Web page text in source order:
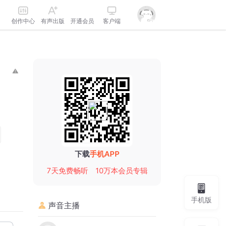
创作中心 有声出版 开通会员 客户端
下载手机APP
7天免费畅听
10万本会员专辑
声音主播
手机版